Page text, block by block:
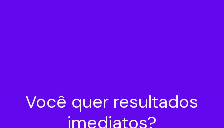
Você quer resultados
imediatos?